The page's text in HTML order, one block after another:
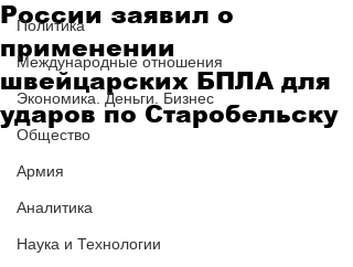
Политика
Международные отношения
Экономика. Деньги. Бизнес
Общество
Армия
Аналитика
Наука и Технологии
России заявил о
применении
швейцарских БПЛА для
ударов по Старобельску